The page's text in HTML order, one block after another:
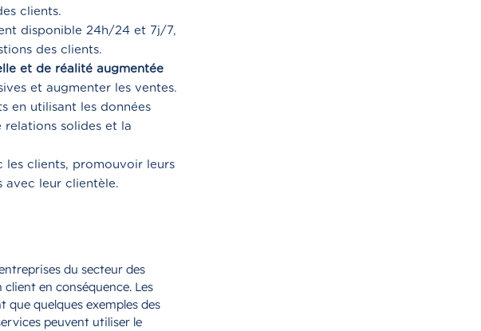
clients.
disponible 24h/24 et 7j/7,
des clients.
et de réalité augmentée
et augmenter les ventes.
en utilisant les données
relations solides et la
clients, promouvoir leurs
avec leur clientèle.
du secteur des
en conséquence. Les
quelques exemples des
peuvent utiliser le